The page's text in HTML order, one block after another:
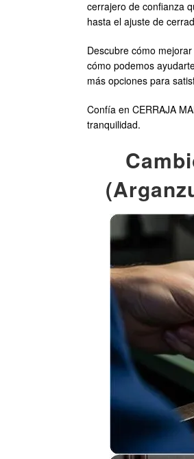
cerrajero de confianza
hasta el ajuste de
Descubre cómo
cómo podemos
más opciones para
Confía en CERRAJA
tranquilidad.